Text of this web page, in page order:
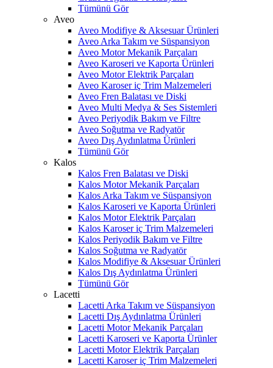
Tümünü Gör
Aveo
Aveo Modifiye & Aksesuar Ürünleri
Aveo Arka Takım ve Süspansiyon
Aveo Motor Mekanik Parçaları
Aveo Karoseri ve Kaporta Ürünleri
Aveo Motor Elektrik Parçaları
Aveo Karoser iç Trim Malzemeleri
Aveo Fren Balatası ve Diski
Aveo Multi Medya & Ses Sistemleri
Aveo Periyodik Bakım ve Filtre
Aveo Soğutma ve Radyatör
Aveo Dış Aydınlatma Ürünleri
Tümünü Gör
Kalos
Kalos Fren Balatası ve Diski
Kalos Motor Mekanik Parçaları
Kalos Arka Takım ve Süspansiyon
Kalos Karoseri ve Kaporta Ürünleri
Kalos Motor Elektrik Parçaları
Kalos Karoser iç Trim Malzemeleri
Kalos Periyodik Bakım ve Filtre
Kalos Soğutma ve Radyatör
Kalos Modifiye & Aksesuar Ürünleri
Kalos Dış Aydınlatma Ürünleri
Tümünü Gör
Lacetti
Lacetti Arka Takım ve Süspansiyon
Lacetti Dış Aydınlatma Ürünleri
Lacetti Motor Mekanik Parçaları
Lacetti Karoseri ve Kaporta Ürünler
Lacetti Motor Elektrik Parçaları
Lacetti Karoser iç Trim Malzemeleri